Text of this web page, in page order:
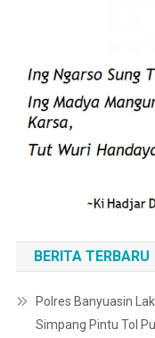
BERITA TERBARU
Polres Banyuasin
Simpang Pintu Tol